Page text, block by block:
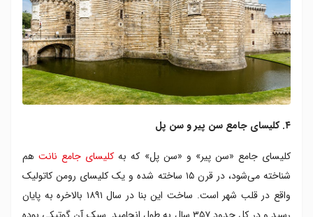
۴. کلیسای جامع سن پیر و سن پل
کلیسای جامع «سن پیر» و «سن پل» که به کلیسای جامع نانتهم
شناخته می‌شود، در قرن ۱۵ ساخته شده و یک کلیسای رومن کاتولیک
واقع در قلب شهر است. ساخت این بنا در سال ۱۸۹۱ بالاخره به پایان